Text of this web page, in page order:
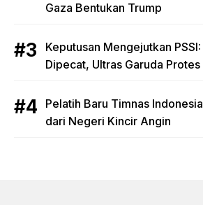
Gaza Bentukan Trump
Keputusan Mengejutkan
Dipecat, Ultras Garuda Protes
Pelatih Baru Timnas
dari Negeri Kincir Angin